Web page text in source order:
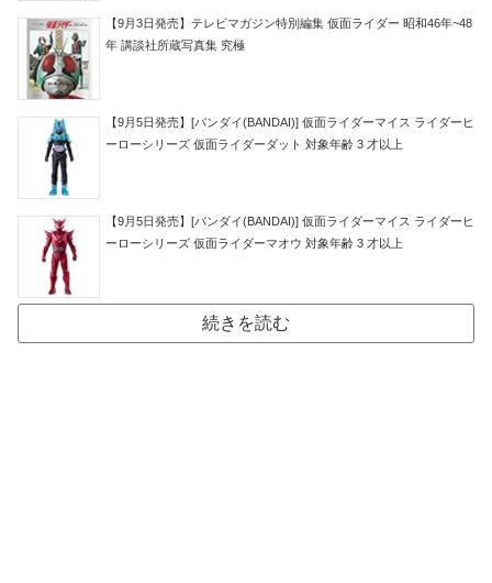
【9月3日発売】テレビマガジン特別編集 仮面ライダー 昭和46年~48
年 講談社所蔵写真集 究極
【9月5日発売】[バンダイ(BANDAI)] 仮面ライダーマイス ライダーヒ
ーローシリーズ 仮面ライダーダット 対象年齢 3 才以上
【9月5日発売】[バンダイ(BANDAI)] 仮面ライダーマイス ライダーヒ
ーローシリーズ 仮面ライダーマオウ 対象年齢 3 才以上
続きを読む